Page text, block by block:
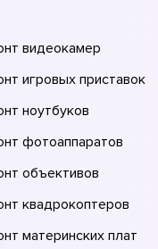
видеокамер
игровых приставок
ноутбуков
фотоаппаратов
объективов
квадрокоптеров
материнских плат